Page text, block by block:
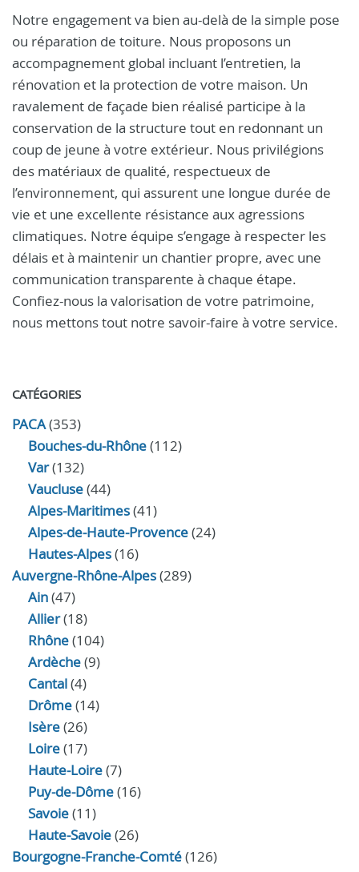
Notre engagement va bien au-delà de la simple pose
ou réparation de toiture. Nous proposons un
accompagnement global incluant l’entretien, la
rénovation et la protection de votre maison. Un
ravalement de façade bien réalisé participe à la
conservation de la structure tout en redonnant un
coup de jeune à votre extérieur. Nous privilégions
des matériaux de qualité, respectueux de
l’environnement, qui assurent une longue durée de
vie et une excellente résistance aux agressions
climatiques. Notre équipe s’engage à respecter les
délais et à maintenir un chantier propre, avec une
communication transparente à chaque étape.
Confiez-nous la valorisation de votre patrimoine,
nous mettons tout notre savoir-faire à votre service.
CATÉGORIES
PACA(353)
Bouches-du-Rhône(112)
Var(132)
Vaucluse(44)
Alpes-Maritimes(41)
Alpes-de-Haute-Provence(24)
Hautes-Alpes(16)
Auvergne-Rhône-Alpes(289)
Ain(47)
Allier(18)
Rhône(104)
Ardèche(9)
Cantal(4)
Drôme(14)
Isère(26)
Loire(17)
Haute-Loire(7)
Puy-de-Dôme(16)
Savoie(11)
Haute-Savoie(26)
Bourgogne-Franche-Comté(126)